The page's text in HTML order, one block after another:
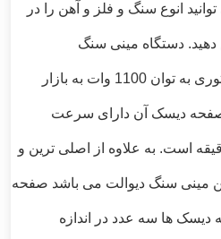
انوع سنگ و فلز و آهن را در
دهید. دستگاه مینی سنگ
با موتوری به توان 1100 وات به بازار
دیسک آن دارای سرعت
دور در دقیقه است. به علاوه از اصلی ترین و
مینی سنگ دیوالت می باشد صفحه
ها سه عدد در اندازه